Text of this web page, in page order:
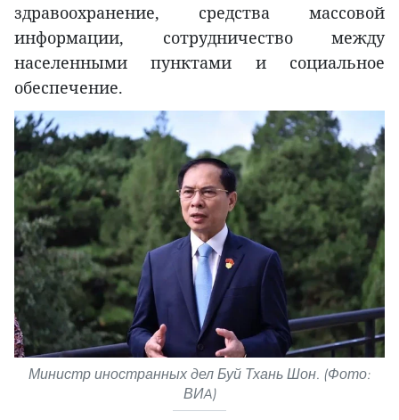
здравоохранение, средства массовой
информации, сотрудничество между
населенными пунктами и социальное
обеспечение.
Министр иностранных дел Буй Тхань Шон. (Фото:
ВИA)